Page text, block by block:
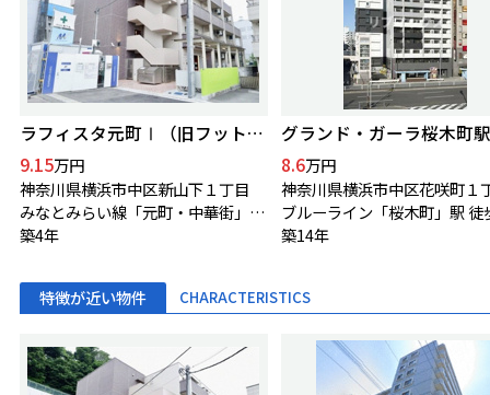
ラフィスタ元町Ⅰ（旧フットヒルズ元町）
9.15万円
神奈川県横浜市中区新山下１丁目
みなとみらい線「元町・中華街」駅 徒歩5分
築4年
グランド・ガーラ桜木町
8.6万円
神奈川県横浜市中区花咲町１
ブルーライン「桜木町」駅 徒
築14年
特徴が近い物件 CHARACTERISTICS